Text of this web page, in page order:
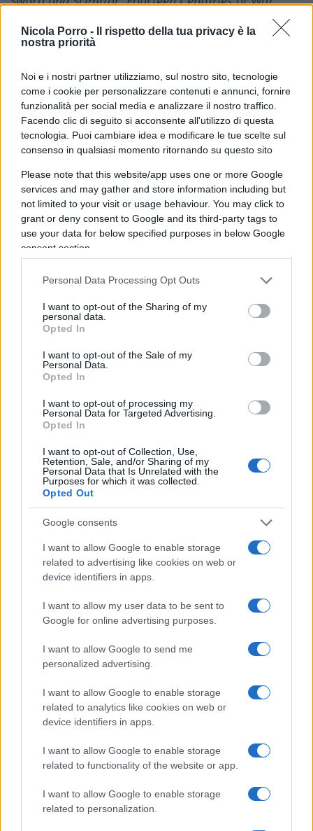
Nicola Porro -
Il rispetto della tua privacy è la
nostra priorità
Noi e i nostri partner utilizziamo, sul nostro sito, tecnologie
come i cookie per personalizzare contenuti e annunci, fornire
funzionalità per social media e analizzare il nostro traffico.
Facendo clic di seguito si acconsente all'utilizzo di questa
tecnologia. Puoi cambiare idea e modificare le tue scelte sul
consenso in qualsiasi momento ritornando su questo sito
Please note that this website/app uses one or more Google
services and may gather and store information including but
not limited to your visit or usage behaviour. You may click to
grant or deny consent to Google and its third-party tags to
use your data for below specified purposes in below Google
consent section.
Personal Data Processing Opt Outs
I want to opt-out of the Sharing of my
personal data.
Opted In
I want to opt-out of the Sale of my
Personal Data.
Opted In
I want to opt-out of processing my
Personal Data for Targeted Advertising.
Opted In
I want to opt-out of Collection, Use,
Retention, Sale, and/or Sharing of my
Personal Data that Is Unrelated with the
Purposes for which it was collected.
Opted Out
Google consents
I want to allow Google to enable storage
related to advertising like cookies on web or
device identifiers in apps.
I want to allow my user data to be sent to
Google for online advertising purposes.
I want to allow Google to send me
personalized advertising.
I want to allow Google to enable storage
related to analytics like cookies on web or
device identifiers in apps.
I want to allow Google to enable storage
related to functionality of the website or app.
I want to allow Google to enable storage
related to personalization.
americano, è che una comprensione accurata
dellaverastoria dei rapporti tra Islam e Occidente
—al contrario delle vulgate pseudo-storiche
predominanti—conduce ad una prognosi
altrettanto accurata del futuro. Non
dimentichiamo che tutto cominciò quando, come
ci racconta la storia dell’islam, nel 628 Maometto
si rivolse all’imperatore di Bisanzio, Eraclio, al
tempo massima autorità politica della cristianità,
per chiedergli di abiurare il cristianesimo. Al
della jihad e l’invasione araba della Siria, che
allora era cristiana, dopo aver sconfitto l’esercito
imperiale nella battaglia di Yarmuk (636). Questa
condizione di sciamare in tutte le direzioni, tanto
che, meno di un secolo dopo, essi avevano
conquistato le regioni più ricche, importanti e
antiche della cristianità del tempo, inclusi Egitto,
successivi, come risulta dall’accurata, ancorché
forzatamente succinta, ricostruzione storica di
Ibrahim, non è che una ripetizione dell’identico,
musulmani all’attacco e l’occidente che si difende
e contrattacca. Questo, beninteso, fino alla
battaglia di Vienna del 1683, che segnò l’inizio
Successivamente, con l’era coloniale, a partire
dall’inizio dell’Ottocento, vi sarà il trionfo
dell’occidente e la sottomissione del mondo
islamico.
Ma la vittoria non è necessariamente da
intendersi come definitiva. Infatti, come Belloc
aveva compreso quasi un secolo fa, “tutta la forza
spirituale dell’islam è ancora presente nelle
masse della Siria, dell’Anatolia, delle montagne